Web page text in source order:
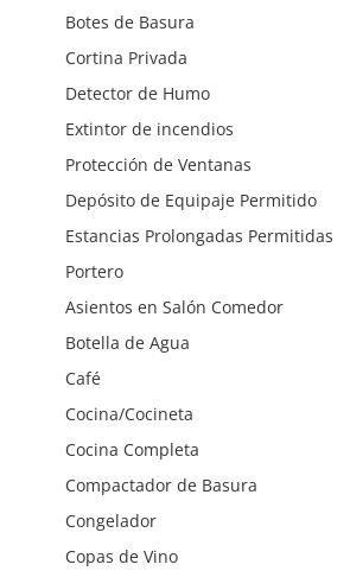
Botes de Basura
Cortina Privada
Detector de Humo
Extintor de incendios
Protección de Ventanas
Depósito de Equipaje Permitido
Estancias Prolongadas Permitidas
Portero
Asientos en Salón Comedor
Botella de Agua
Café
Cocina/Cocineta
Cocina Completa
Compactador de Basura
Congelador
Copas de Vino